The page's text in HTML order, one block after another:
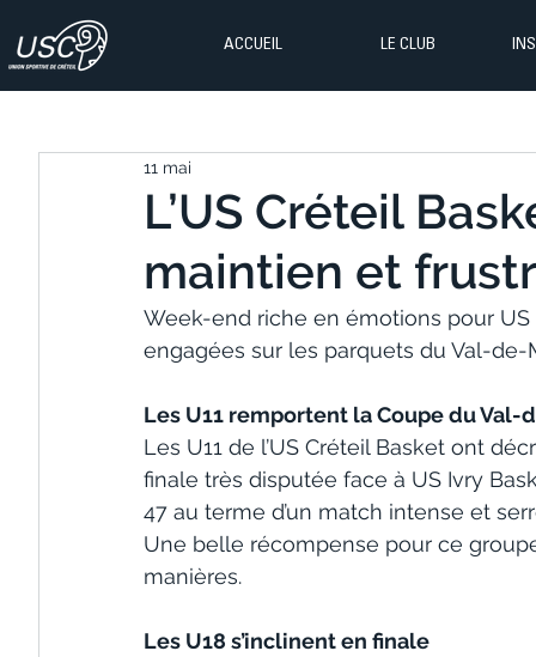
ACCUEIL LE CLUB
L’US Créteil
maintien et
11 mai
Week-end riche en émotions pour
engagées sur les parquets du Val-de-
Les U11 remportent la Coupe du Val-
Les U11 de l’US Créteil Basket ont
finale très disputée face à US Ivry
47 au terme d’un match intense et
Une belle récompense pour ce
manières.
Les U18 s’inclinent en finale